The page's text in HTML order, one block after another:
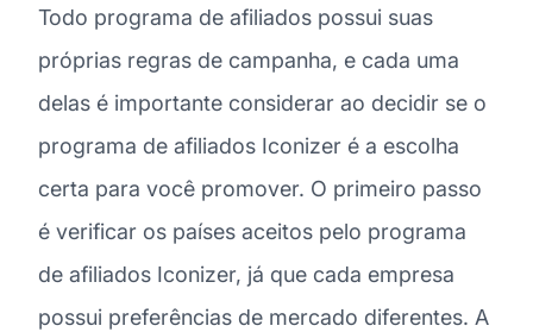
Todo programa de afiliados possui suas
próprias regras de campanha, e cada uma
delas é importante considerar ao decidir se o
programa de afiliados Iconizer é a escolha
certa para você promover. O primeiro passo
é verificar os países aceitos pelo programa
de afiliados Iconizer, já que cada empresa
possui preferências de mercado diferentes. A